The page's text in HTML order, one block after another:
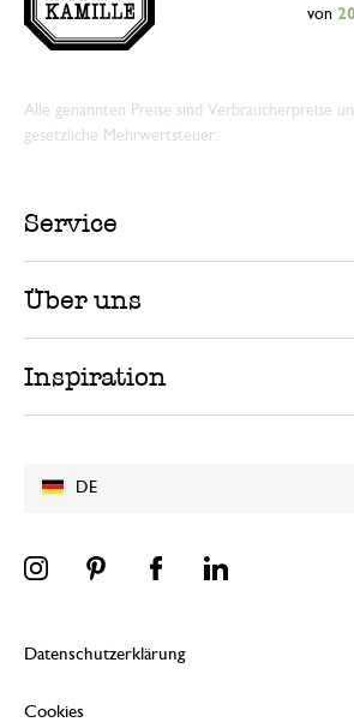
DE
von
Alle genannten Preise sind Verbraucherpreise
gesetzliche Mehrwertsteuer.
Service
Über uns
Inspiration
Datenschutzerklärung
Cookies